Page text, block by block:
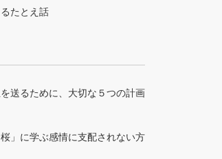
たとえ話
送るために、大切な５つの計画
桜」に学ぶ感情に支配されない方